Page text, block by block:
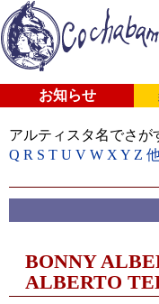
お知らせ
アルティスタ名でさが
Q R S T U V W X Y Z
BONNY
ALBERTO